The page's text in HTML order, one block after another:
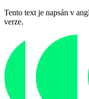
Tento text je napsán v
verze.